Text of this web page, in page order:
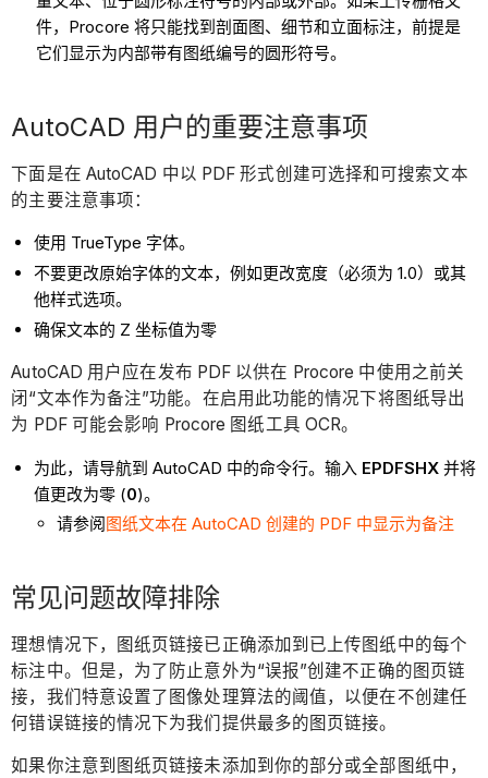
件，Procore 将只能找到剖面图、细节和立面标注，前提是
它们显示为内部带有图纸编号的圆形符号。
AutoCAD 用户的重要注意事项
下面是在 AutoCAD 中以 PDF 形式创建可选择和可搜索文本
的主要注意事项：
使用 TrueType 字体。
不要更改原始字体的文本，例如更改宽度（必须为 1.0）或其
他样式选项。
确保文本的 Z 坐标值为零
AutoCAD 用户应在发布 PDF 以供在 Procore 中使用之前关
闭“文本作为备注”功能。在启用此功能的情况下将图纸导出
为 PDF 可能会影响 Procore 图纸工具 OCR。
为此，请导航到 AutoCAD 中的命令行。输入 EPDFSHX 并将
值更改为零 (0)。
请参阅 图纸文本在 AutoCAD 创建的 PDF 中显示为备注
常见问题故障排除
理想情况下，图纸页链接已正确添加到已上传图纸中的每个
标注中。但是，为了防止意外为“误报”创建不正确的图页链
接，我们特意设置了图像处理算法的阈值，以便在不创建任
何错误链接的情况下为我们提供最多的图页链接。
如果你注意到图纸页链接未添加到你的部分或全部图纸中，